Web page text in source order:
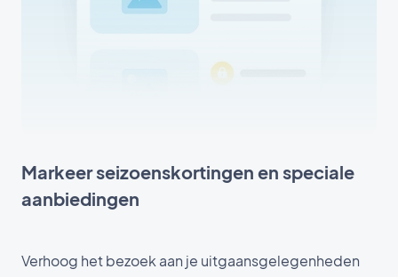
Markeer seizoenskortingen en speciale
aanbiedingen
Verhoog het bezoek aan je uitgaansgelegenheden